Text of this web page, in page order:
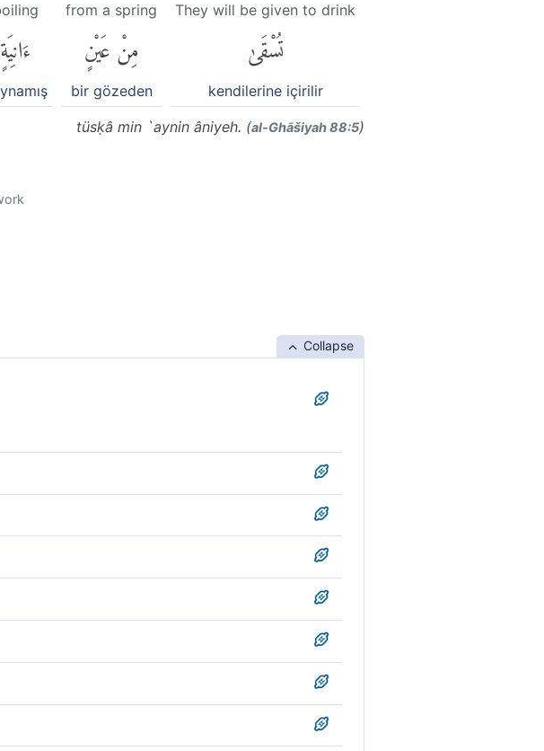
They will be given to drink
تُسْقَىٰ
kendilerine içirilir
from a spring
مِنْ عَيْنٍ
bir gözeden
ءَانِيَةٍ
tüsḳâ min `aynin âniyeh. (al-Ghāšiyah 88:5)
Collapse